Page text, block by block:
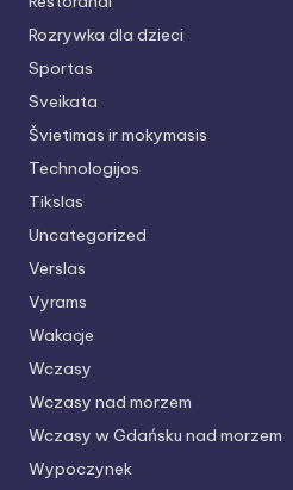
Rozrywka dla dzieci
Sportas
Sveikata
Švietimas ir mokymasis
Technologijos
Tikslas
Uncategorized
Verslas
Vyrams
Wakacje
Wczasy
Wczasy nad morzem
Wczasy w Gdańsku nad morzem
Wypoczynek